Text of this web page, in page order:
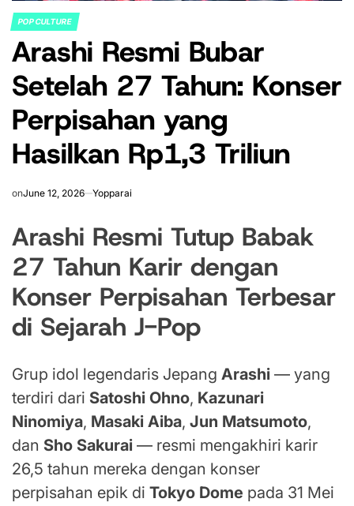
POSTED
IN
POP CULTURE
Arashi Resmi Bubar
Setelah 27 Tahun: Konser
Perpisahan yang
Hasilkan Rp1,3 Triliun
onJune 12, 2026 Yopparai
Arashi Resmi Tutup Babak
27 Tahun Karir dengan
Konser Perpisahan Terbesar
di Sejarah J-Pop
Grup idol legendaris Jepang Arashi — yang
terdiri dari Satoshi Ohno, Kazunari
Ninomiya, Masaki Aiba, Jun Matsumoto,
dan Sho Sakurai — resmi mengakhiri karir
26,5 tahun mereka dengan konser
perpisahan epik di Tokyo Dome pada 31 Mei